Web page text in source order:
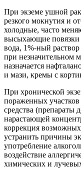
При экземе ушной
резкого мокнутия и
холодные, часто
высыхающие повязки
вода, 1%-ный
при незначительном
назначается
и мази, кремы с
При хронической
пораженных участков
средства (препараты
нарастающей
коррекция
устранить причины
употребление
воздействие
химических и